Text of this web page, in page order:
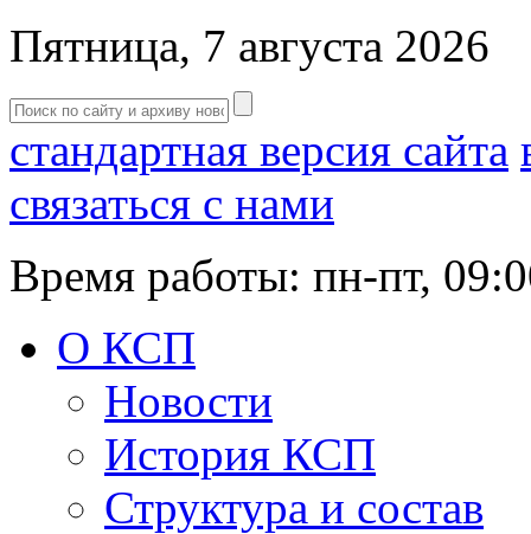
Пятница, 7 августа 2026
стандартная версия сайта
связаться с нами
Время работы: пн-пт,
О КСП
Новости
История КСП
Структура и состав